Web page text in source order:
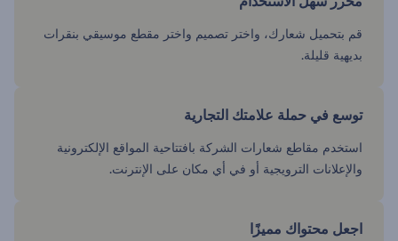
قم بتحميل شعارك، واختر تصميم واختر مقطع موسيقي بنقرات
بديهية قليلة.
توسع في حملة علامتك التجارية
استخدم مقاطع شعارات الشركة بافتتاحية المواقع الإلكترونية
والإعلانات الترويجية أو في أي مكان على الإنترنت.
اجعل محتواك مميزًا